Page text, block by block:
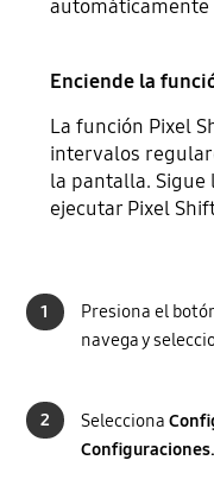
Enciende la
La función Pixel
intervalos
la pantalla. Sigue
ejecutar Pixel
1 Presiona el
navega y
2 Selecciona
Configuraciones.